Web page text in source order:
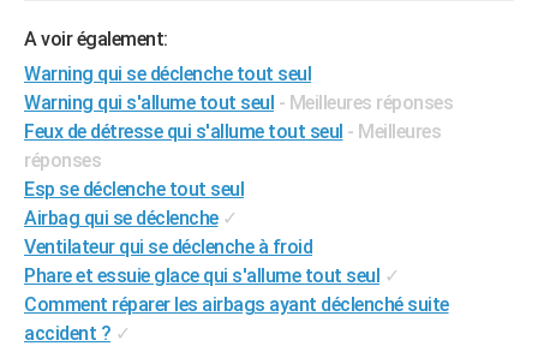
Destinations
City break
Voyage nature
Voyage de noces
Forum
Climat
+PHOTO
GUIDES D'ACHAT
BONS PLANS
CARTE DE VOEUX
Carte de Noël
Carte Bonne année
Carte Saint-Valentin
Carte Pâques
Carte d'anniversaire
DICTIONNAIRE
Dictionnaire
Biographies
Citations
Expressions
Proverbes
PROGRAMME TV
A voir également:
Warning qui se déclenche tout seul
Warning qui s'allume tout seul - Meilleures réponses
Feux de détresse qui s'allume tout seul - Meilleures
réponses
Esp se déclenche tout seul
Airbag qui se déclenche ✓
Ventilateur qui se déclenche à froid
Phare et essuie glace qui s'allume tout seul ✓
Comment réparer les airbags ayant déclenché suite
accident ? ✓